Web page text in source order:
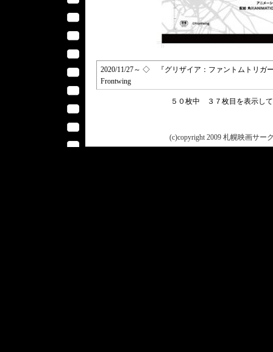
2020/11/27～ ◇ 『グリザイア：ファントムトリガ
Frontwing
５０枚中 ３７枚目を表示し
(c)copyright 2009 札幌映画サー